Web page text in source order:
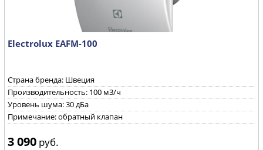
Electrolux EAFM-100
Страна бренда: Швеция
Производительность: 100 м3/ч
Уровень шума: 30 дБа
Примечание: обратный клапан
3 090 руб.